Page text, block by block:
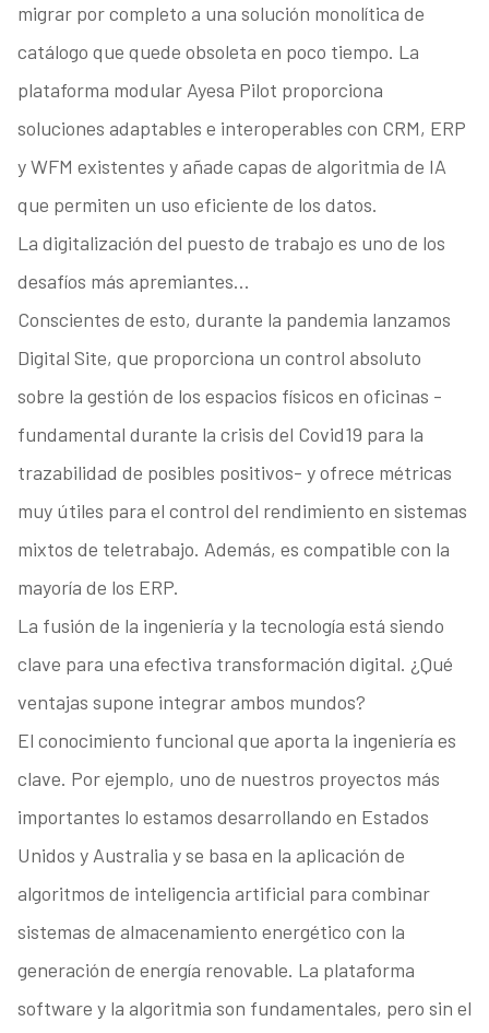
migrar por completo a una solución monolítica de
catálogo que quede obsoleta en poco tiempo. La
plataforma modular Ayesa Pilot proporciona
soluciones adaptables e interoperables con CRM, ERP
y WFM existentes y añade capas de algoritmia de IA
que permiten un uso eficiente de los datos.
La digitalización del puesto de trabajo es uno de los
desafíos más apremiantes…
Conscientes de esto, durante la pandemia lanzamos
Digital Site, que proporciona un control absoluto
sobre la gestión de los espacios físicos en oficinas -
fundamental durante la crisis del Covid19 para la
trazabilidad de posibles positivos- y ofrece métricas
muy útiles para el control del rendimiento en sistemas
mixtos de teletrabajo. Además, es compatible con la
mayoría de los ERP.
La fusión de la ingeniería y la tecnología está siendo
clave para una efectiva transformación digital. ¿Qué
ventajas supone integrar ambos mundos?
El conocimiento funcional que aporta la ingeniería es
clave. Por ejemplo, uno de nuestros proyectos más
importantes lo estamos desarrollando en Estados
Unidos y Australia y se basa en la aplicación de
algoritmos de inteligencia artificial para combinar
sistemas de almacenamiento energético con la
generación de energía renovable. La plataforma
software y la algoritmia son fundamentales, pero sin el